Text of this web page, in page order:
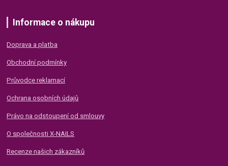
Informace o nákupu
Doprava a platba
Obchodní podmínky
Průvodce reklamací
Ochrana osobních údajů
Právo na odstoupení od smlouvy
O společnosti X-NAILS
Recenze našich zákazníků